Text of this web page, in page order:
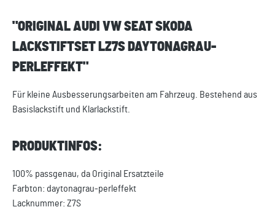
"ORIGINAL AUDI VW SEAT SKODA
LACKSTIFTSET LZ7S DAYTONAGRAU-
PERLEFFEKT"
Für kleine Ausbesserungsarbeiten am Fahrzeug. Bestehend aus
Basislackstift und Klarlackstift.
PRODUKTINFOS:
100% passgenau, da Original Ersatzteile
Farbton: daytonagrau-perleffekt
Lacknummer: Z7S